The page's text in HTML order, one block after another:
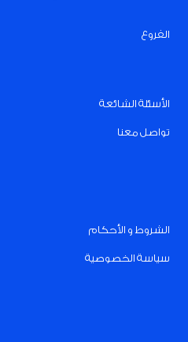
الفروع
الأسئلة الشائعة
تواصل معنا
الشروط و الأحكام
سياسة الخصوصية